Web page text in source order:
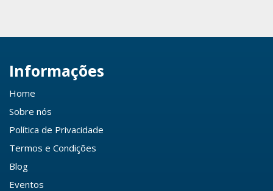
Informações
Home
Sobre nós
Política de Privacidade
Termos e Condições
Blog
Eventos